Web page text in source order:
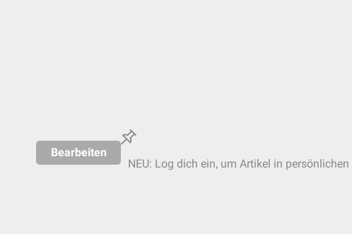
Bearbeiten
NEU: Log dich ein, um Artikel in